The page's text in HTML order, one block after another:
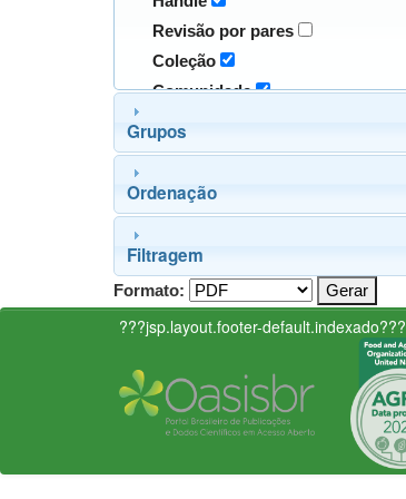
Revisão por pares
Coleção
Comunidade
Grupos
Ordenação
Filtragem
Formato:
???jsp.layout.footer-default.indexado???